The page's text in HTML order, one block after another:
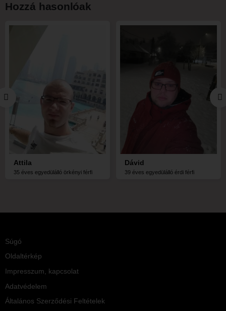
Hozzá hasonlóak
Attila
35 éves egyedülálló örkényi férfi
Dávid
39 éves egyedülálló érdi férfi
Súgó
Oldaltérkép
Impresszum, kapcsolat
Adatvédelem
Általános Szerződési Feltételek